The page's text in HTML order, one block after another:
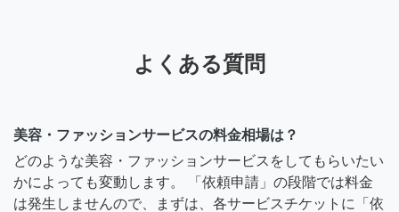
よくある質問
美容・ファッションサービスの料金相場は？
どのような美容・ファッションサービスをしてもらいたい
かによっても変動します。 「依頼申請」の段階では料金
は発生しませんので、まずは、各サービスチケットに「依